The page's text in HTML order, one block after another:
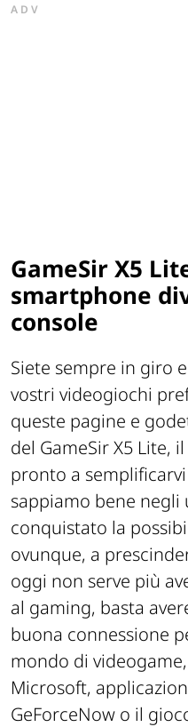
ADV
GameSir X5
smartphone
console
Siete sempre in giro
vostri videogiochi
queste pagine e
del GameSir X5 Lite,
pronto a
sappiamo bene
conquistato la
ovunque, a
oggi non serve più
al gaming, basta
buona connessione
mondo di
Microsoft,
GeForceNow o il